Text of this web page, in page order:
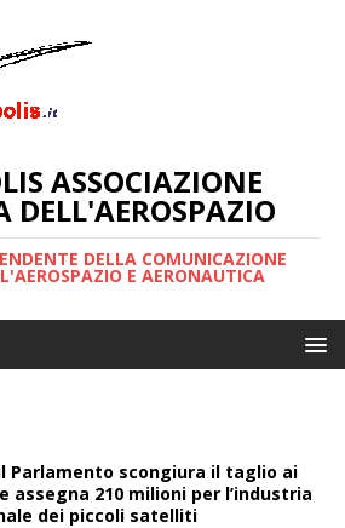
ASSOCIAZIONE
DELL'AEROSPAZIO
DELLA COMUNICAZIONE
E AERONAUTICA
il Parlamento scongiura il taglio ai
assegna 210 milioni per l’industria
dei piccoli satelliti